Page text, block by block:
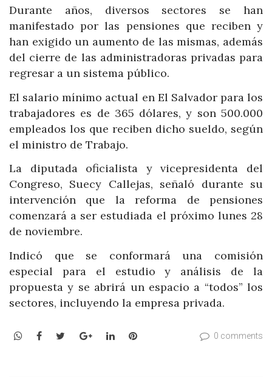
Durante años, diversos sectores se han
manifestado por las pensiones que reciben y
han exigido un aumento de las mismas, además
del cierre de las administradoras privadas para
regresar a un sistema público.
El salario mínimo actual en El Salvador para los
trabajadores es de 365 dólares, y son 500.000
empleados los que reciben dicho sueldo, según
el ministro de Trabajo.
La diputada oficialista y vicepresidenta del
Congreso, Suecy Callejas, señaló durante su
intervención que la reforma de pensiones
comenzará a ser estudiada el próximo lunes 28
de noviembre.
Indicó que se conformará una comisión
especial para el estudio y análisis de la
propuesta y se abrirá un espacio a “todos” los
sectores, incluyendo la empresa privada.
WhatsApp
Facebook
TwitterGoogle+LinkedInPinterest 0 comments